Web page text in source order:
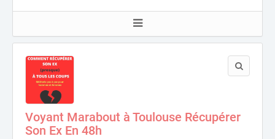
Voyant Marabout à Toulouse Récupérer
Son Ex En 48h